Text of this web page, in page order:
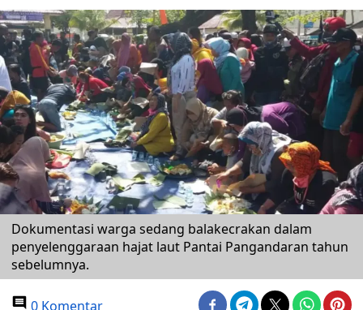
Dokumentasi warga sedang balakecrakan dalam
penyelenggaraan hajat laut Pantai Pangandaran tahun
sebelumnya.
0 Komentar